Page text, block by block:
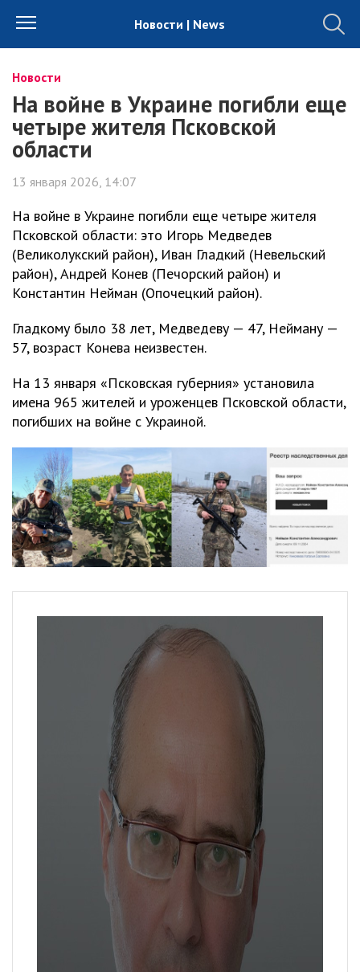
Новости | News
Новости
На войне в Украине погибли еще
четыре жителя Псковской
области
13 января 2026, 14:07
На войне в Украине погибли еще четыре жителя
Псковской области: это Игорь Медведев
(Великолукский район), Иван Гладкий (Невельский
район), Андрей Конев (Печорский район) и
Константин Нейман (Опочецкий район).
Гладкому было 38 лет, Медведеву — 47, Нейману —
57, возраст Конева неизвестен.
На 13 января «Псковская губерния» установила
имена 965 жителей и уроженцев Псковской области,
погибших на войне с Украиной.